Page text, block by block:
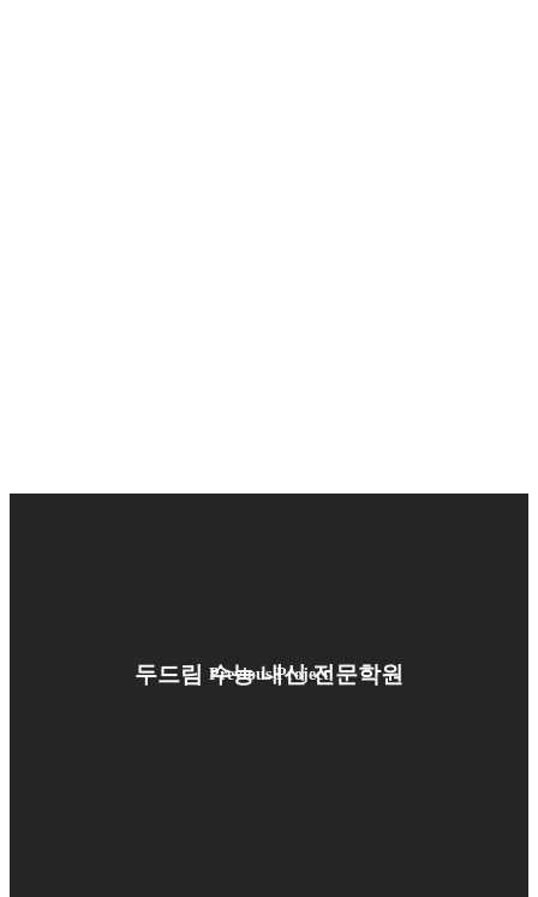
Previous Project
두드림 수능 내신 전문학원